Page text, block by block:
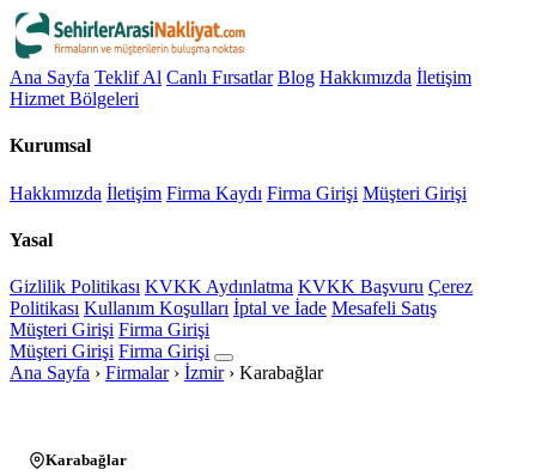
Ana Sayfa Teklif Al Canlı Fırsatlar Blog Hakkımızda İletişim
Hizmet Bölgeleri
Kurumsal
Hakkımızda İletişim Firma Kaydı Firma Girişi Müşteri Girişi
Yasal
Gizlilik Politikası KVKK Aydınlatma KVKK Başvuru Çerez
Politikası Kullanım Koşulları İptal ve İade Mesafeli Satış
Müşteri Girişi Firma Girişi
Müşteri Girişi Firma Girişi
Ana Sayfa › Firmalar › İzmir › Karabağlar
Karabağlar